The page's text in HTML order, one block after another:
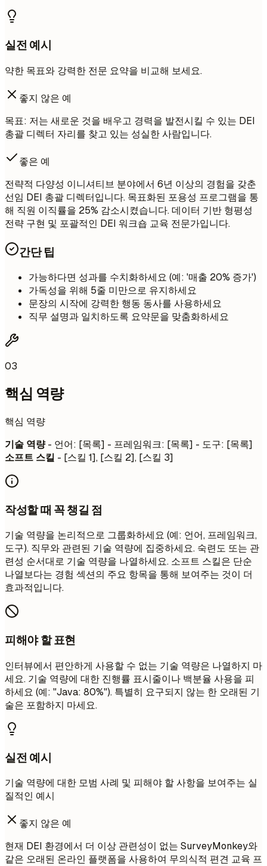
실전 예시
약한 목표와 강력한 전문 요약을 비교해 보세요.
좋지 않은 예
목표: 저는 새로운 것을 배우고 경력을 발전시킬 수 있는 DEI
총괄 디렉터 자리를 찾고 있는 성실한 사람입니다.
좋은 예
전략적 다양성 이니셔티브 분야에서 6년 이상의 경험을 갖춘
선임 DEI 총괄 디렉터입니다. 목표화된 포용성 프로그램을 통
해 직원 이직률을 25% 감소시켰습니다. 데이터 기반 형평성
전략 구현 및 포괄적인 DEI 워크숍 교육 전문가입니다.
간단 팁
가능하다면 성과를 수치화하세요 (예: '매출 20% 증가')
가독성을 위해 5줄 미만으로 유지하세요
문장의 시작에 강력한 행동 동사를 사용하세요
직무 설명과 일치하도록 요약문을 맞춤화하세요
03
핵심 역량
핵심 역량
기술 역량- 언어: [목록] - 프레임워크: [목록] - 도구: [목록]
소프트 스킬 - [스킬 1], [스킬 2], [스킬 3]
작성할 때 꼭 챙길 점
기술 역량을 논리적으로 그룹화하세요 (예: 언어, 프레임워크,
도구). 직무와 관련된 기술 역량에 집중하세요. 숙련도 또는 관
련성 순서대로 기술 역량을 나열하세요. 소프트 스킬은 단순
나열보다는 경험 섹션의 주요 항목을 통해 보여주는 것이 더
효과적입니다.
피해야 할 표현
인터뷰에서 편안하게 사용할 수 없는 기술 역량은 나열하지 마
세요. 기술 역량에 대한 진행률 표시줄이나 백분율 사용을 피
하세요 (예: "Java: 80%"). 특별히 요구되지 않는 한 오래된 기
술은 포함하지 마세요.
실전 예시
기술 역량에 대한 모범 사례 및 피해야 할 사항을 보여주는 실
질적인 예시
좋지 않은 예
현재 DEI 환경에서 더 이상 관련성이 없는 SurveyMonkey와
같은 오래된 온라인 플랫폼을 사용하여 무의식적 편견 교육 프